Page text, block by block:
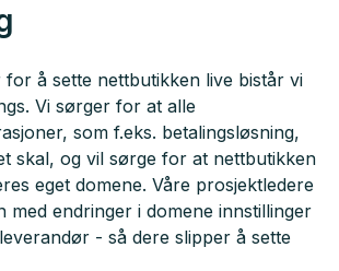
å sette nettbutikken live bistår vi
Vi sørger for at alle
som f.eks. betalingsløsning,
skal, og vil sørge for at nettbutikken
eget domene. Våre prosjektledere
med endringer i domene innstillinger
- så dere slipper å sette